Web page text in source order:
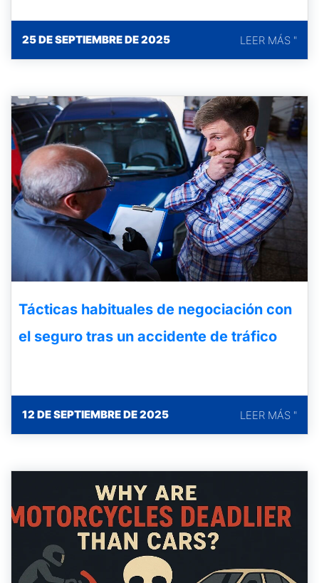
25 DE SEPTIEMBRE DE 2025 LEER MÁS "
Tácticas habituales de negociación con
el seguro tras un accidente de tráfico
12 DE SEPTIEMBRE DE 2025 LEER MÁS "